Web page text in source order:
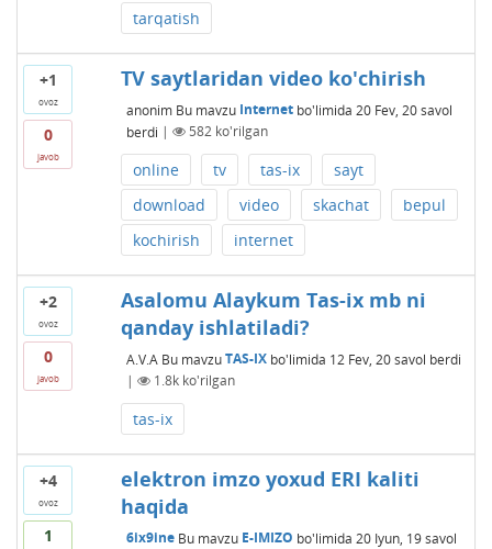
tarqatish
+1
ovoz
0
javob
TV saytlaridan video ko'chirish
anonim Bu mavzu Internetbo'limida 20 Fev, 20 savol
berdi | 582ko'rilgan
online tv tas-ix
sayt
download
video skachat
bepul
kochirish
internet
+2
ovoz
0
javob
Asalomu Alaykum Tas-ix mb ni
qanday ishlatiladi?
A.V.A Bu mavzuTAS-IXbo'limida 12 Fev, 20 savol berdi
|
1.8kko'rilgan
tas-ix
+4
ovoz
1
elektron imzo yoxud ERI kaliti
haqida
6ix9ine Bu mavzu E-IMIZO bo'limida 20 Iyun, 19 savol